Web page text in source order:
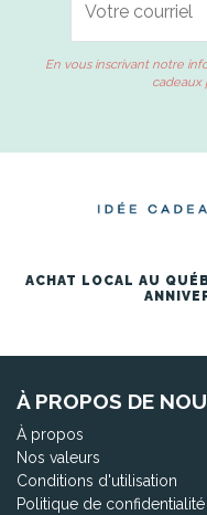
En vous inscrivant notre
cadeaux
ACHAT LOCAL AU
À PROPOS DE
À propos
Nos valeurs
Conditions d'utilisation
Politique de confidentialité